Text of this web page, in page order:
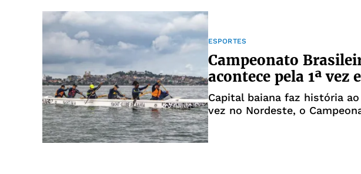
ESPORTES
Campeonato
acontece pela 1ª vez
Capital baiana faz história
vez no Nordeste, o